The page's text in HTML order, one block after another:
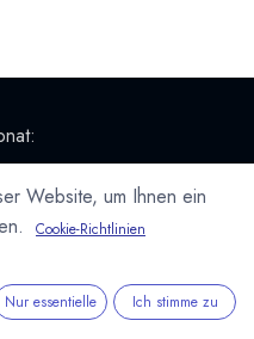
Abonnieren
&
Website, um Ihnen ein
Cookie-Richtlinien
Nur essentielle Ich stimme zu